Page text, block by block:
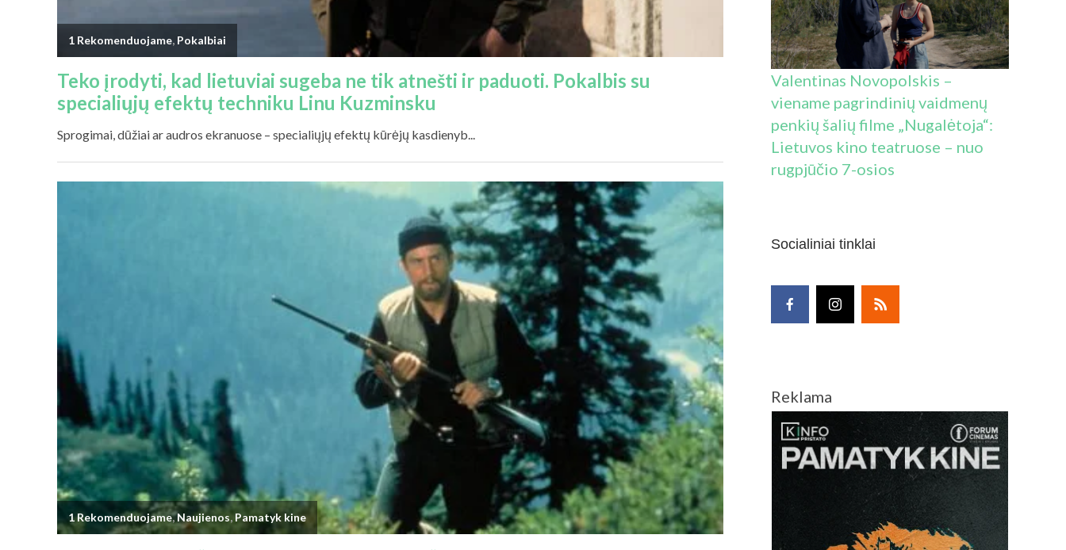
Valentinas Novopolskis –
viename pagrindinių vaidmenų
penkių šalių filme „Nugalėtoja“:
Lietuvos kino teatruose – nuo
rugpjūčio 7-osios
Socialiniai tinklai
Reklama